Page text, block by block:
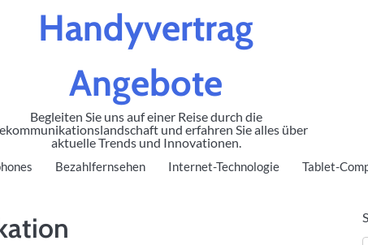
Handyvertrag
Angebote
Begleiten Sie uns auf einer Reise durch die
und erfahren Sie alles über
aktuelle Trends und Innovationen.
Bezahlfernsehen Internet-Technologie Tablet-